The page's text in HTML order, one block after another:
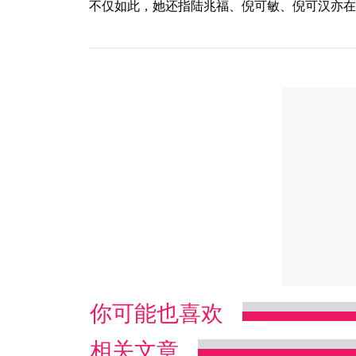
不仅如此，她还指陆兆福、倪可敏、倪可汉亦在
你可能也喜欢
相关文章